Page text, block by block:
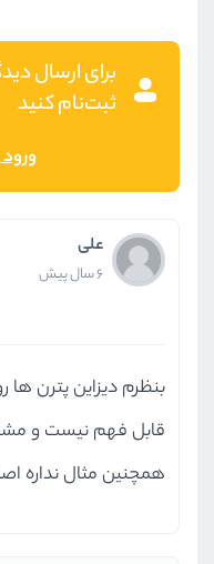
برای ارسال
ثبت‌نام کنید
علی
6 سال پیش
بنظرم دیزاین پترن
قابل فهم نیست و
همچنین مثال نداره